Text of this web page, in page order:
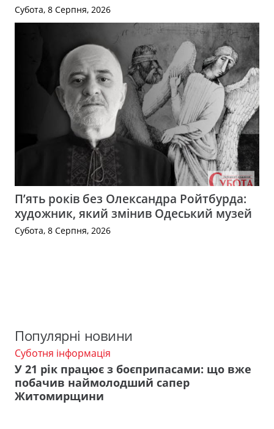
Субота, 8 Серпня, 2026
П’ять років без Олександра Ройтбурда:
художник, який змінив Одеський музей
Субота, 8 Серпня, 2026
Популярні новини
Суботня інформація
У 21 рік працює з боєприпасами: що вже
побачив наймолодший сапер
Житомирщини